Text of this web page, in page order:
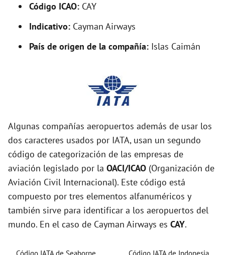
Código ICAO: CAY
Indicativo: Cayman Airways
País de origen de la compañía: Islas Caimán
Algunas compañías aeropuertos además de usar los
dos caracteres usados por IATA, usan un segundo
código de categorización de las empresas de
aviación legislado por la OACI/ICAO (Organización de
Aviación Civil Internacional). Este código está
compuesto por tres elementos alfanuméricos y
también sirve para identificar a los aeropuertos del
mundo. En el caso de Cayman Airways es CAY.